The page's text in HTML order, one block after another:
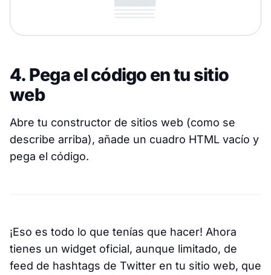
4. Pega el código en tu sitio
web
Abre tu constructor de sitios web (como se
describe arriba), añade un cuadro HTML vacío y
pega el código.
¡Eso es todo lo que tenías que hacer! Ahora
tienes un widget oficial, aunque limitado, de
feed de hashtags de Twitter en tu sitio web, que